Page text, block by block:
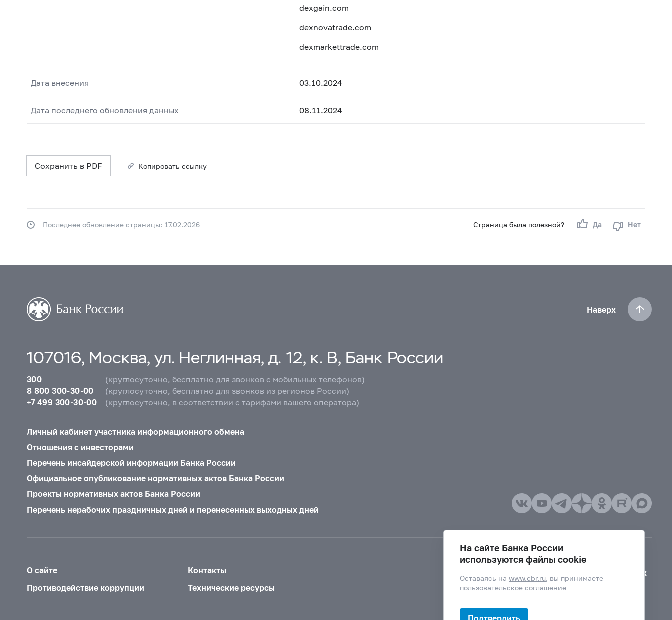
dexgain.com
dexnovatrade.com
dexmarkettrade.com
Дата внесения 03.10.2024
Дата последнего обновления данных 08.11.2024
Сохранить в PDF Копировать ссылку
Страница была полезной? Да Нет
Последнее обновление страницы: 17.02.2026
Наверх
107016, Москва, ул. Неглинная, д. 12, к. В, Банк России
300
(круглосуточно, бесплатно для звонков с мобильных телефонов)
8 800 300-30-00
(круглосуточно, бесплатно для звонков из регионов России)
+7 499 300-30-00
(круглосуточно, в соответствии с тарифами вашего оператора)
Личный кабинет участника информационного обмена
Отношения с инвесторами
Перечень инсайдерской информации Банка России
Официальное опубликование нормативных актов Банка России
Проекты нормативных актов Банка России
Перечень нерабочих праздничных дней и перенесенных выходных дней
О сайте
Контакты
Противодействие коррупции
Технические ресурсы
Версия для слабовидящих
На сайте Банка России
используются файлы cookie
Оставаясь наwww.cbr.ru, вы принимаете
пользовательское соглашение